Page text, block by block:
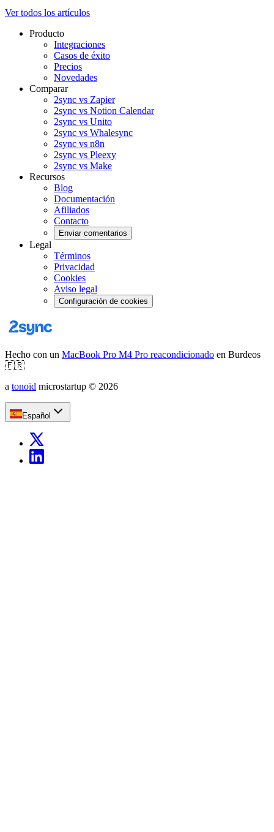
Ver todos los artículos
Producto
Integraciones
Casos de éxito
Precios
Novedades
Comparar
2sync vs Zapier
2sync vs Notion Calendar
2sync vs Unito
2sync vs Whalesync
2sync vs n8n
2sync vs Pleexy
2sync vs Make
Recursos
Blog
Documentación
Afiliados
Contacto
Enviar comentarios
Legal
Términos
Privacidad
Cookies
Aviso legal
Configuración de cookies
Hecho con un MacBook Pro M4 Pro reacondicionado en Burdeos
🇫🇷
a tonoïd microstartup © 2026
Español